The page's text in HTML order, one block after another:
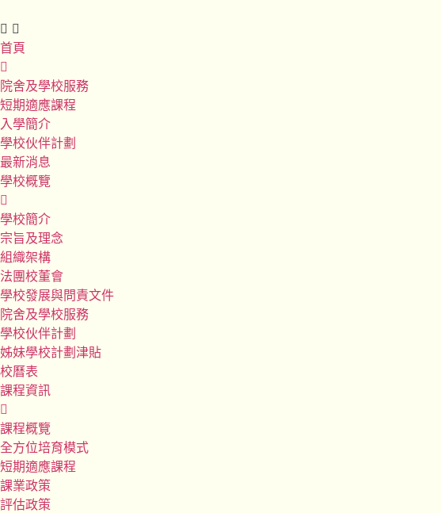
首頁
院舍及學校服務
短期適應課程
入學簡介
學校伙伴計劃
最新消息
學校概覽
學校簡介
宗旨及理念
組織架構
法團校董會
學校發展與問責文件
院舍及學校服務
學校伙伴計劃
姊妹學校計劃津貼
校曆表
課程資訊
課程概覽
全方位培育模式
短期適應課程
課業政策
評估政策